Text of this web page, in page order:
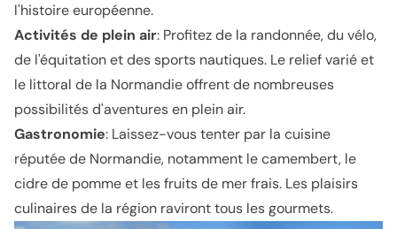
l'histoire européenne.
Activités de plein air: Profitez de la randonnée, du vélo,
de l'équitation et des sports nautiques. Le relief varié et
le littoral de la Normandie offrent de nombreuses
possibilités d'aventures en plein air.
Gastronomie: Laissez-vous tenter par la cuisine
réputée de Normandie, notamment le camembert, le
cidre de pomme et les fruits de mer frais. Les plaisirs
culinaires de la région raviront tous les gourmets.